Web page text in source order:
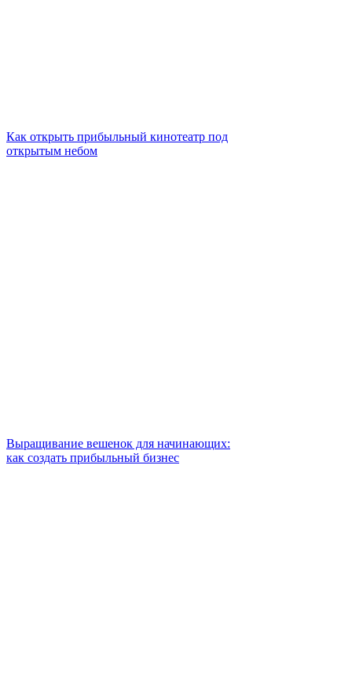
Как открыть прибыльный кинотеатр под
открытым небом
Выращивание вешенок для начинающих:
как создать прибыльный бизнес